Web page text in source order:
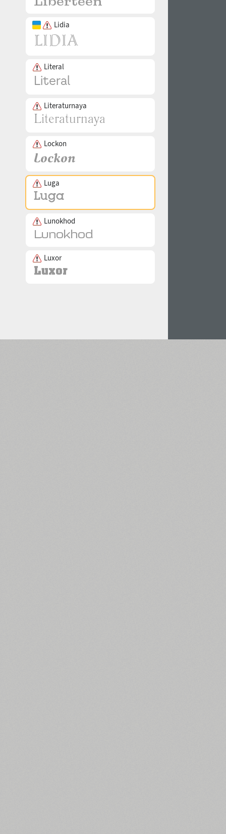
Lidia
Literal
Literaturnaya
Lockon
Luga
Lunokhod
Luxor